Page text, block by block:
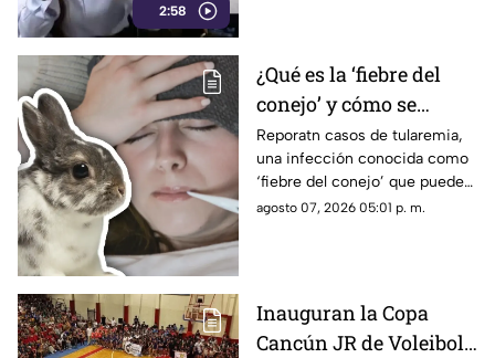
2:58
evidencia, nadie puede.
¿Qué es la ‘fiebre del
conejo’ y cómo se
contagia? Reportan
casos de tularemia y
genera alerta en la
población
Reporatn casos de tularemia,
una infección conocida como
‘fiebre del conejo’ que puede
resultar muy grave. Te
agosto 07, 2026 05:01 p. m.
Inauguran la Copa
Cancún JR de Voleibol